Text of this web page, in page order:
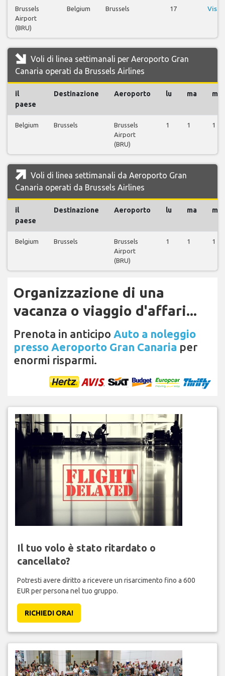
Brussels
Airport
(BRU)
Belgium Brussels 17
Voli di linea settimanali per Aeroporto Gran
Canaria operati da Brussels Airlines
il
paese
Destinazione Aeroporto lu ma me
Belgium Brussels
Brussels
Airport
(BRU)
1 1 1
Voli di linea settimanali da Aeroporto Gran
Canaria operati da Brussels Airlines
il
paese
Destinazione Aeroporto lu ma me
Belgium Brussels
Brussels
Airport
(BRU)
1 1 1
Organizzazione di una
vacanza o viaggio d'affari...
Prenota in anticipo Auto a noleggio
presso Aeroporto Gran Canaria per
enormi risparmi.
Il tuo volo è stato ritardato o
cancellato?
Potresti avere diritto a ricevere un risarcimento fino a 600
EUR per persona nel tuo gruppo.
RICHIEDI ORA!